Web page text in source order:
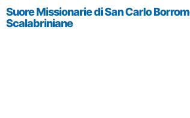
Suore Missionarie di San Carlo
Scalabriniane